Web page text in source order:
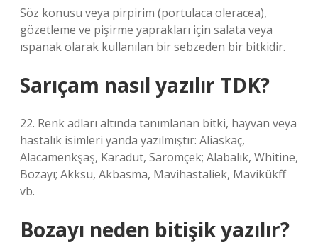
Söz konusu veya pirpirim (portulaca oleracea),
gözetleme ve pişirme yaprakları için salata veya
ıspanak olarak kullanılan bir sebzeden bir bitkidir.
Sarıçam nasıl yazılır TDK?
22. Renk adları altında tanımlanan bitki, hayvan veya
hastalık isimleri yanda yazılmıştır: Aliaskaç,
Alacamenkşaş, Karadut, Saromçek; Alabalık, Whitine,
Bozayı; Akksu, Akbasma, Mavihastaliek, Mavikükff
vb.
Bozayı neden bitişik yazılır?